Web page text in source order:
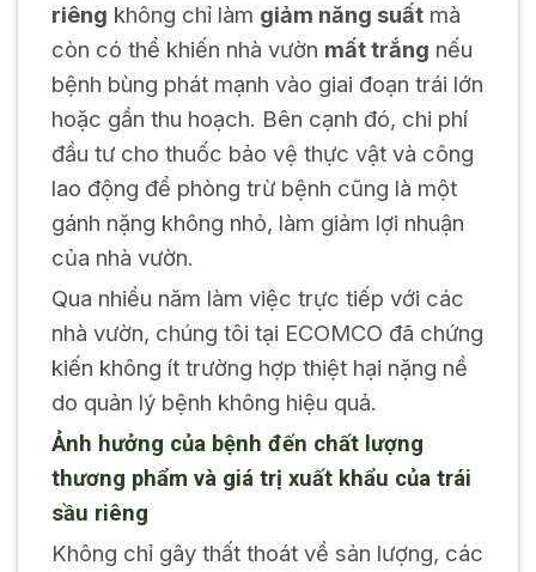
riêng không chỉ làm giảm năng suấtmà
còn có thể khiến nhà vườn mất trắng nếu
bệnh bùng phát mạnh vào giai đoạn trái lớn
hoặc gần thu hoạch. Bên cạnh đó, chi phí
đầu tư cho thuốc bảo vệ thực vật và công
lao động để phòng trừ bệnh cũng là một
gánh nặng không nhỏ, làm giảm lợi nhuận
của nhà vườn.
Qua nhiều năm làm việc trực tiếp với các
nhà vườn, chúng tôi tại ECOMCO đã chứng
kiến không ít trường hợp thiệt hại nặng nề
do quản lý bệnh không hiệu quả.
Ảnh hưởng của bệnh đến chất lượng
thương phẩm và giá trị xuất khẩu của trái
sầu riêng
Không chỉ gây thất thoát về sản lượng, các